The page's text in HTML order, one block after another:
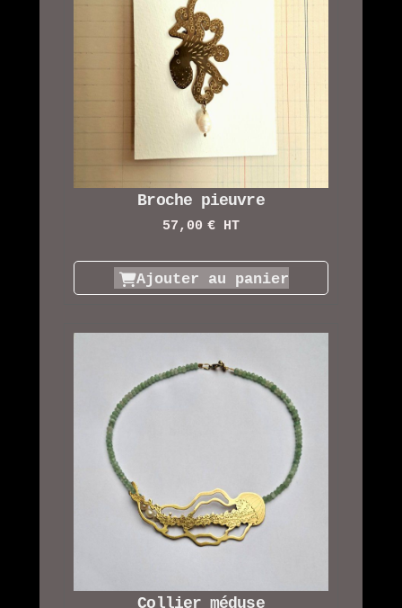
Broche pieuvre
57,00 € HT
Ajouter au panier
Collier méduse